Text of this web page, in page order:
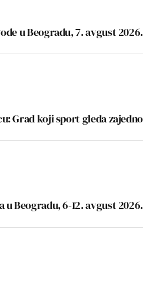
u Beogradu, 7. avgust 2026.
Grad koji sport gleda zajedno
u Beogradu, 6-12. avgust 2026.